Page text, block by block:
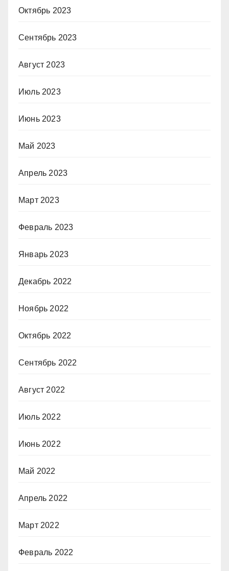
Октябрь 2023
Сентябрь 2023
Август 2023
Июль 2023
Июнь 2023
Май 2023
Апрель 2023
Март 2023
Февраль 2023
Январь 2023
Декабрь 2022
Ноябрь 2022
Октябрь 2022
Сентябрь 2022
Август 2022
Июль 2022
Июнь 2022
Май 2022
Апрель 2022
Март 2022
Февраль 2022